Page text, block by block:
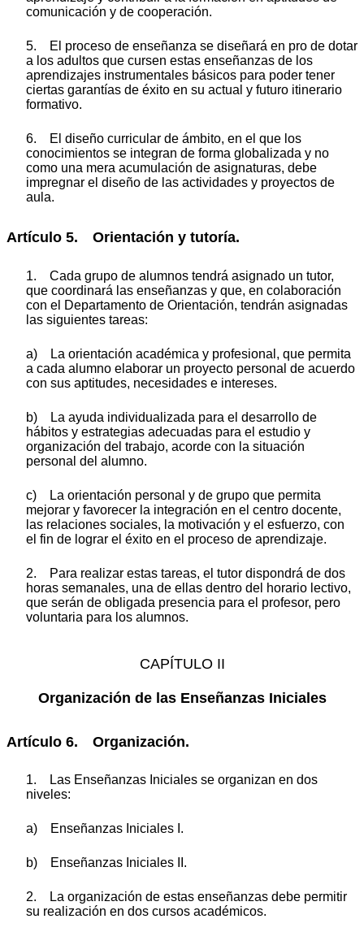
comunicación y de cooperación.
5. El proceso de enseñanza se diseñará en pro de dotar
a los adultos que cursen estas enseñanzas de los
aprendizajes instrumentales básicos para poder tener
ciertas garantías de éxito en su actual y futuro itinerario
formativo.
6. El diseño curricular de ámbito, en el que los
conocimientos se integran de forma globalizada y no
como una mera acumulación de asignaturas, debe
impregnar el diseño de las actividades y proyectos de
aula.
Artículo 5. Orientación y tutoría.
1. Cada grupo de alumnos tendrá asignado un tutor,
que coordinará las enseñanzas y que, en colaboración
con el Departamento de Orientación, tendrán asignadas
las siguientes tareas:
a) La orientación académica y profesional, que permita
a cada alumno elaborar un proyecto personal de acuerdo
con sus aptitudes, necesidades e intereses.
b) La ayuda individualizada para el desarrollo de
hábitos y estrategias adecuadas para el estudio y
organización del trabajo, acorde con la situación
personal del alumno.
c) La orientación personal y de grupo que permita
mejorar y favorecer la integración en el centro docente,
las relaciones sociales, la motivación y el esfuerzo, con
el fin de lograr el éxito en el proceso de aprendizaje.
2. Para realizar estas tareas, el tutor dispondrá de dos
horas semanales, una de ellas dentro del horario lectivo,
que serán de obligada presencia para el profesor, pero
voluntaria para los alumnos.
CAPÍTULO II
Organización de las Enseñanzas Iniciales
Artículo 6. Organización.
1. Las Enseñanzas Iniciales se organizan en dos
niveles:
a) Enseñanzas Iniciales I.
b) Enseñanzas Iniciales II.
2. La organización de estas enseñanzas debe permitir
su realización en dos cursos académicos.